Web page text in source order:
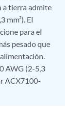
a tierra admite
mm²). El
para el
pesado que
AWG (2-5,3
ACX7100-